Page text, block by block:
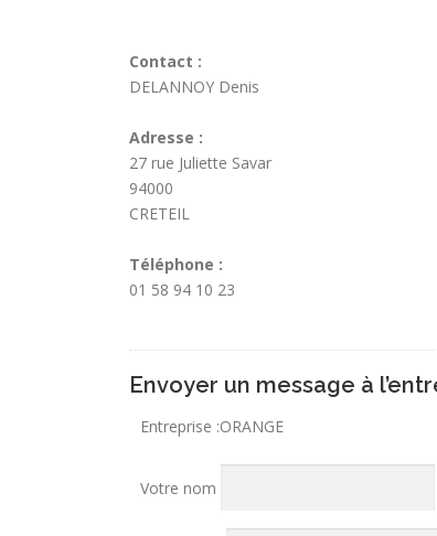
Contact :
DELANNOY Denis
Adresse :
27 rue Juliette Savar
94000
CRETEIL
Téléphone :
01 58 94 10 23
Envoyer un message à
Entreprise :ORANGE
Votre nom